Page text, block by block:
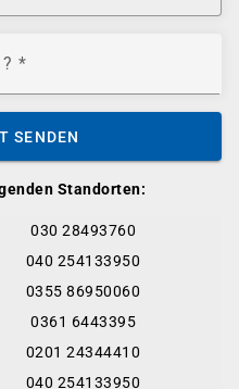
Standorten:
030 28493760
040 254133950
0355 86950060
0361 6443395
0201 24344410
040 254133950
SENDEN